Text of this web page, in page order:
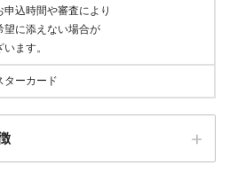
込時間や審査により
望に添えない場合が
います。
ターカード